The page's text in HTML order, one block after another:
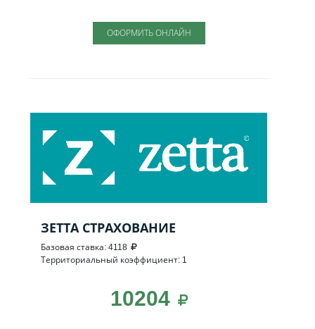
ОФОРМИТЬ ОНЛАЙН
ЗЕТТА СТРАХОВАНИЕ
Базовая ставка: 4118
Территориальный коэффициент: 1
10204